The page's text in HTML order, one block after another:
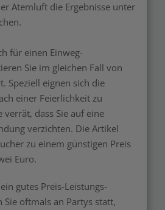
Atemluft die Ergebnisse unter
für einen Einweg-
Sie im gleichen Fall von
Speziell eignen sich die
einer Feierlichkeit zu
verrät, dass Sie auf eine
verzichten. Die Artikel
zu einem günstigen Preis
Euro.
gutes Preis-Leistungs-
Sie oftmals an Partys statt,